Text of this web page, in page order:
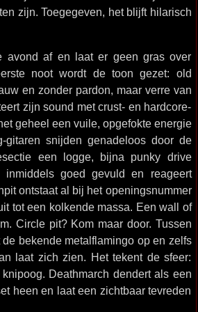
zijn. Toegegeven, het blijft hilarisch
avond af en laat er geen gras over
noot wordt de toon gezet: old
en zonder pardon, maar verre van
zijn sound met crust- en hardcore-
geheel een vuile, opgefokte energie
gitaren snijden genadeloos door de
een logge, bijna punky drive
goed gevuld en reageert
ontstaat al bij het openingsnummer
tot een kolkende massa. Een wall of
Circle pit? Kom maar door. Tussen
bekende metalflamingo op en zelfs
laat zich zien. Het tekent de sfeer:
Deathmarch dendert als een
heen en laat een zichtbaar tevreden